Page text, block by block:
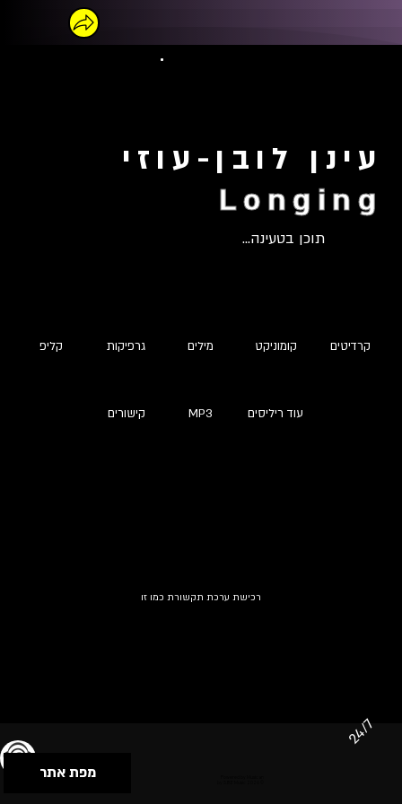
עינן לובן-עוזי
Longing
תוכן בטעינה...
קליפ גרפיקות מילים קומוניקט קרדיטים
קישורים MP3 עוד ריליסים
רכישת ערכת תקשורת כמו זו
מפת אתר
24/7